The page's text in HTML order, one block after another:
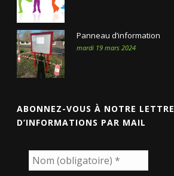
Panneau d’information
mardi 19 mars 2024
ABONNEZ-VOUS À NOTRE LETTRE
D’INFORMATIONS PAR MAIL